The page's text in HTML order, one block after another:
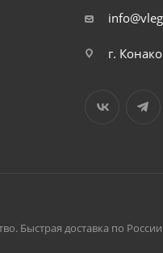
г.
Быстрая доставка по